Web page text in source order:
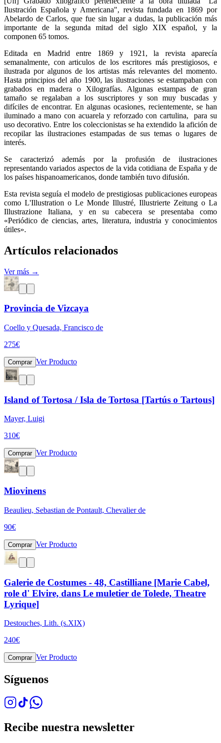
Ilustración Española y Americana", revista fundada en 1869 por
Abelardo de Carlos, que fue sin lugar a dudas, la publicación más
importante de la segunda mitad del siglo XIX español, y la
componen 65 tomos.
Editada en Madrid entre 1869 y 1921, la revista aparecía
semanalmente, con articulos de los escritores más prestigiosos, e
ilustrada por algunos de los artistas más relevantes del momento.
Hasta principios del año 1900, las ilustraciones se estampaban con
grabados en madera o Xilografías. Algunas estampas de gran
tamaño se regalaban a los suscriptores y son muy buscadas y
difíciles de encontrar. En algunas ocasiones, recientemente, se han
iluminado a mano con acuarela y reforzado con cartulina, para su
uso decorativo. Entre los coleccionistas se ha extendido la afición de
recopilar las ilustraciones estampadas de sus temas o lugares de
interés.
Se caracterizó además por la profusión de ilustraciones
representando variados aspectos de la vida cotidiana de España y de
los países hispanoamericanos, donde también tuvo difusión.
Esta revista seguía el modelo de prestigiosas publicaciones europeas
como L'Illustration o Le Monde Illustré, Illustrierte Zeitung o La
Illustrazione Italiana, y en su cabecera se presentaba como
«Periódico de ciencias, artes, literatura, industria y conocimientos
útiles».
Artículos relacionados
Ver más →
Provincia de Vizcaya
Coello y Quesada, Francisco de
275€
Comprar Ver Producto
Island of Tortosa / Isla de Tortosa [Tartús o Tartous]
Mayer, Luigi
310€
Comprar Ver Producto
Miovinens
Beaulieu, Sebastian de Pontault, Chevalier de
90€
Comprar Ver Producto
Galerie de Costumes - 48, Castilliane [Marie Cabel,
role d' Elvire, dans Le muletier de Tolede, Theatre
Lyrique]
Destouches, Lith. (s.XIX)
240€
Comprar Ver Producto
Síguenos
Recibe nuestra newsletter